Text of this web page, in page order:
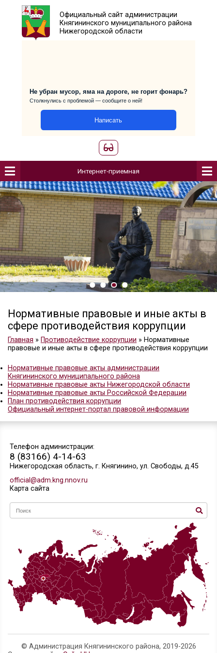
Официальный сайт
Княгининского муниципального
Не убран мусор, яма на дороге, не горит
Интернет-приемная
Нормативные правовые и иные
сфере противодействия
Главная»Противодействие коррупции»
Нормативные правовые акты администрации
Княгининского муниципального района
Нормативные правовые акты Нижегородской
Нормативные правовые акты Российской
План противодействия коррупции
Официальный интернет-портал правовой
Телефон администрации:
8 (83166) 4-14-63
Нижегородская область, г. Княгинино, ул.
official@adm.kng.nnov.ru
Карта сайта